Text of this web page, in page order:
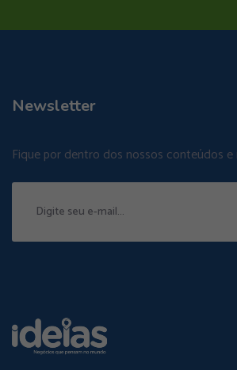
Newsletter
Fique por dentro dos nossos conteúdos e